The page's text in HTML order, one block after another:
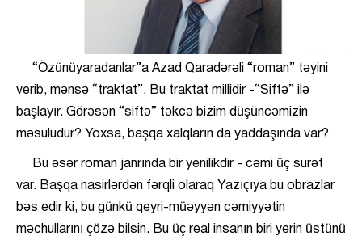
“Özünüyaradanlar”a Azad Qaradərəli “roman” təyini
verib, mənsə “traktat”. Bu traktat millidir -“Siftə” ilə
başlayır. Görəsən “siftə” təkcə bizim düşüncəmizin
məsuludur? Yoxsa, başqa xalqların da yaddaşında var?
Bu əsər roman janrında bir yenilikdir - cəmi üç surət
var. Başqa nasirlərdən fərqli olaraq Yazıçıya bu obrazlar
bəs edir ki, bu günkü qeyri-müəyyən cəmiyyətin
məchullarını çözə bilsin. Bu üç real insanın biri yerin üstünü